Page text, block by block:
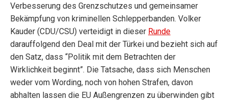
Verbesserung des Grenzschutzes und gemeinsamer
Bekämpfung von kriminellen Schlepperbanden. Volker
Kauder (CDU/CSU) verteidigt in dieser Runde
darauffolgend den Deal mit der Türkei und bezieht sich auf
den Satz, dass “Politik mit dem Betrachten der
Wirklichkeit beginnt”. Die Tatsache, dass sich Menschen
weder vom Wording, noch von hohen Strafen, davon
abhalten lassen die EU Außengrenzen zu überwinden gibt